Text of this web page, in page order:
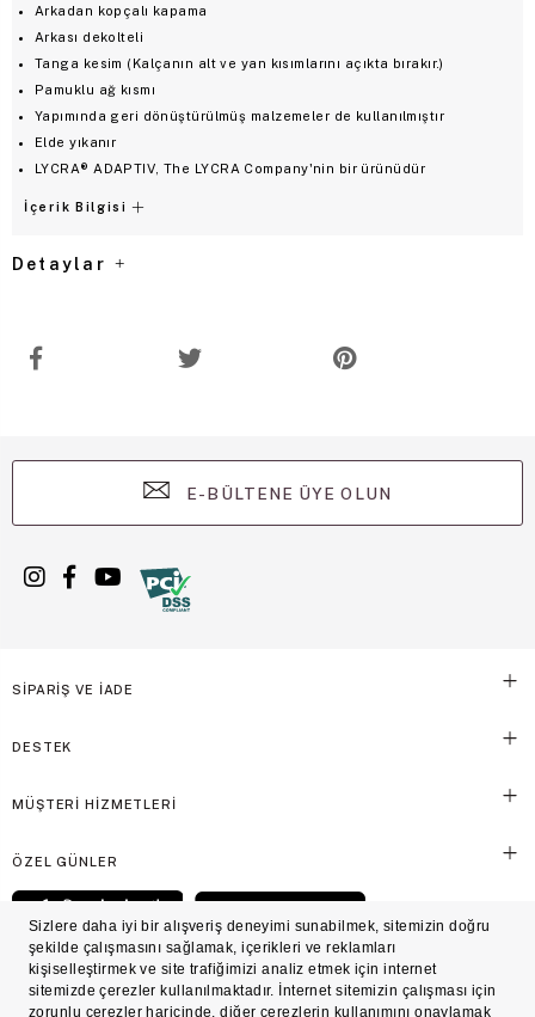
Arkadan kopçalı kapama
Arkası dekolteli
Tanga kesim (Kalçanın alt ve yan kısımlarını açıkta bırakır.)
Pamuklu ağ kısmı
Yapımında geri dönüştürülmüş malzemeler de kullanılmıştır
Elde yıkanır
LYCRA® ADAPTIV, The LYCRA Company'nin bir ürünüdür
İçerik Bilgisi
Detaylar
E-BÜLTENE ÜYE OLUN
SİPARİŞ VE İADE
DESTEK
MÜŞTERİ HİZMETLERİ
ÖZEL GÜNLER
© Victoria's Secret Shaya Mağazacılık A.Ş. Franchise lisansı aracılığıyla işletilen ticari
markasıdır. Her hakkı saklıdır.